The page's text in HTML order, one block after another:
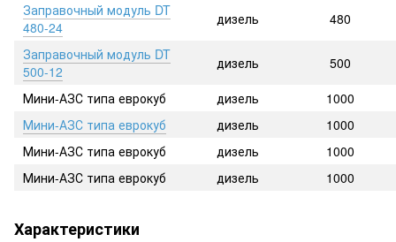
Заправочный модуль DT
480-24
дизель
480
Заправочный модуль DT
500-12
дизель
500
Мини-АЗС типа еврокуб
дизель
1000
Мини-АЗС типа еврокуб
дизель
1000
Мини-АЗС типа еврокуб
дизель
1000
Мини-АЗС типа еврокуб
дизель 1000
Характеристики